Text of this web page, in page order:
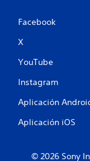
Facebook
X
YouTube
Instagram
Aplicación
Aplicación iOS
© 2026 Sony